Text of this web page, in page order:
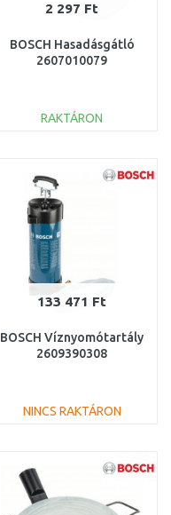
2 297 Ft
BOSCH Hasadásgátló
2607010079
RAKTÁRON
Összehasonlítás
133 471 Ft
BOSCH Víznyomótartály
2609390308
NINCS RAKTÁRON
Összehasonlítás